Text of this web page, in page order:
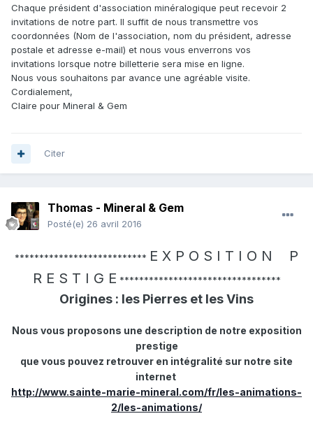
Chaque président d'association minéralogique peut recevoir 2
invitations de notre part. Il suffit de nous transmettre vos
coordonnées (Nom de l'association, nom du président, adresse
postale et adresse e-mail) et nous vous enverrons vos
invitations lorsque notre billetterie sera mise en ligne.
Nous vous souhaitons par avance une agréable visite.
Cordialement,
Claire pour Mineral & Gem
Citer
Thomas - Mineral & Gem
Posté(e) 26 avril 2016
*************************** E X P O S I T I O N P
R E S T I G E *********************************
Origines : les Pierres et les Vins
Nous vous proposons une description de notre exposition
prestige
que vous pouvez retrouver en intégralité sur notre site
internet
http://www.sainte-marie-mineral.com/fr/les-animations-
2/les-animations/